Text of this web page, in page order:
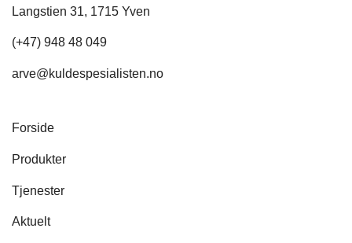
Langstien 31, 1715 Yven
(+47) 948 48 049
arve@kuldespesialisten.no
Forside
Produkter
Tjenester
Aktuelt